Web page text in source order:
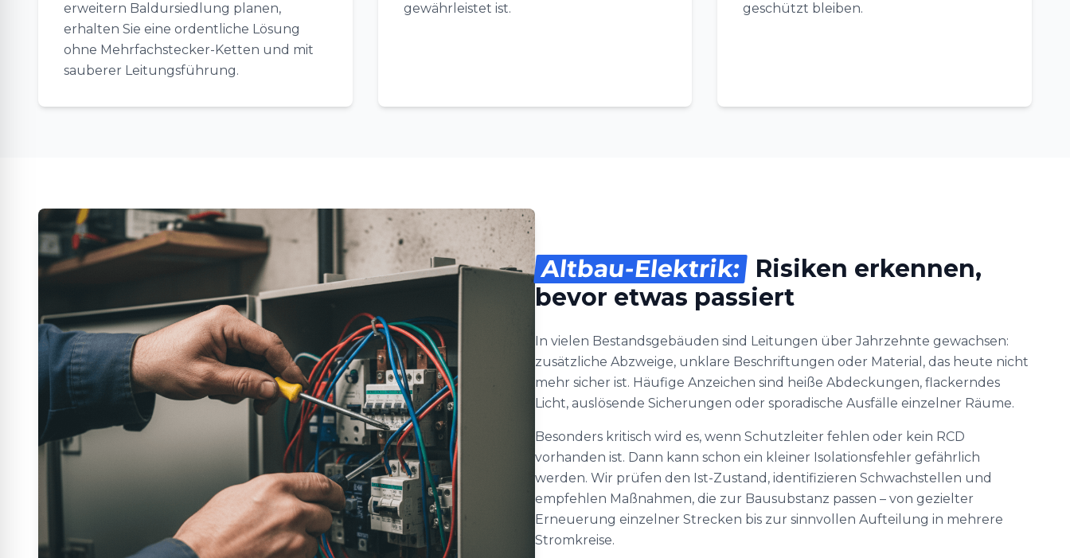
erweitern Baldursiedlung planen,
erhalten Sie eine ordentliche Lösung
ohne Mehrfachstecker-Ketten und mit
sauberer Leitungsführung.
gewährleistet ist.
geschützt bleiben.
Altbau-Elektrik: Risiken erkennen,
bevor etwas passiert
In vielen Bestandsgebäuden sind Leitungen über Jahrzehnte gewachsen:
zusätzliche Abzweige, unklare Beschriftungen oder Material, das heute nicht
mehr sicher ist. Häufige Anzeichen sind heiße Abdeckungen, flackerndes
Licht, auslösende Sicherungen oder sporadische Ausfälle einzelner Räume.
Besonders kritisch wird es, wenn Schutzleiter fehlen oder kein RCD
vorhanden ist. Dann kann schon ein kleiner Isolationsfehler gefährlich
werden. Wir prüfen den Ist-Zustand, identifizieren Schwachstellen und
empfehlen Maßnahmen, die zur Bausubstanz passen – von gezielter
Erneuerung einzelner Strecken bis zur sinnvollen Aufteilung in mehrere
Stromkreise.